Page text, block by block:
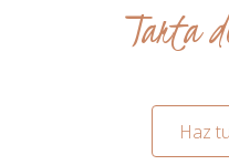
Tarta
Haz